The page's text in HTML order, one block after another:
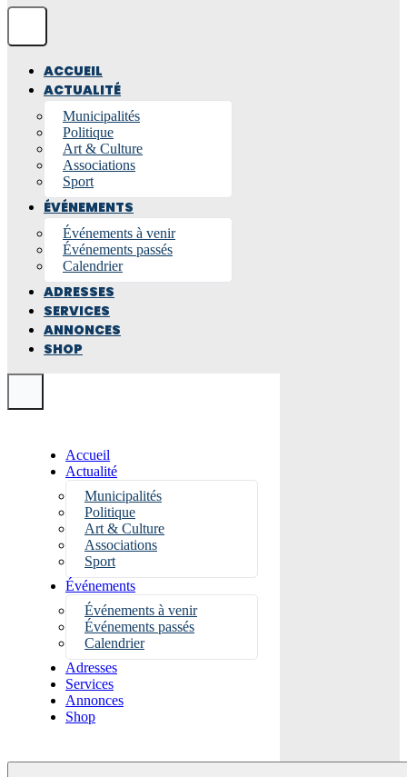
ACCUEIL
ACTUALITÉ
Municipalités
Politique
Art & Culture
Associations
Sport
ÉVÉNEMENTS
Événements à venir
Événements passés
Calendrier
ADRESSES
SERVICES
ANNONCES
SHOP
Accueil
Actualité
Municipalités
Politique
Art & Culture
Associations
Sport
Événements
Événements à venir
Événements passés
Calendrier
Adresses
Services
Annonces
Shop